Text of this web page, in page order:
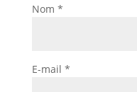
Nom *
E-mail *